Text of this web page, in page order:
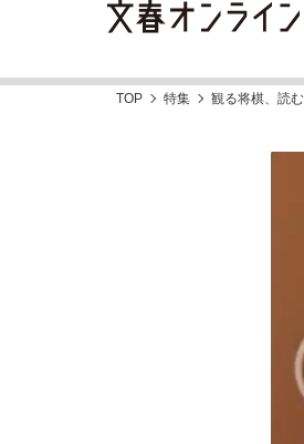
「90%は失敗
TOP 特集 観る将棋、読